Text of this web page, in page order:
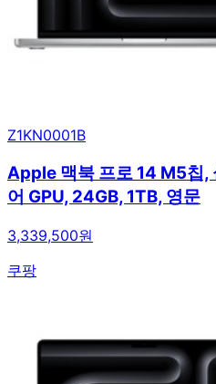
Z1KN0001B
Apple 맥북 프로 14 M5칩,
어 GPU, 24GB, 1TB, 영문
3,339,500원
쿠팡